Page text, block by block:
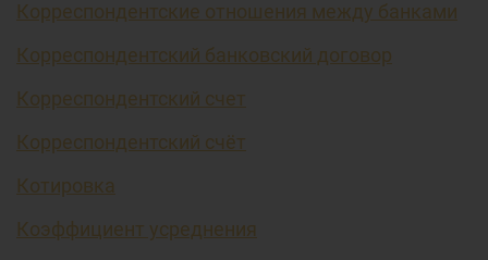
Корреспондентские отношения между банками
Корреспондентский банковский договор
Корреспондентский счет
Корреспондентский счёт
Котировка
Коэффициент усреднения